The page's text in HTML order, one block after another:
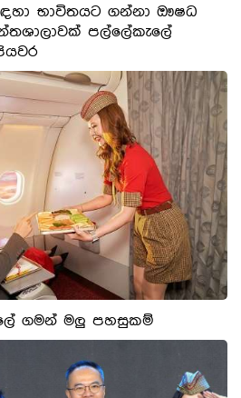
භාවිතයට ගන්නා ඖෂධ
පල්ලේකැලේ
ගමන් මලු පහසුකම්